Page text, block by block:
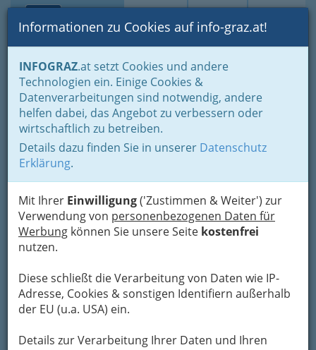
Suche Login Toggle
Informationen zu Cookies auf info-graz.at!
INFOGRAZ.at setzt Cookies und andere
Technologien ein. Einige Cookies &
Datenverarbeitungen sind notwendig, andere
helfen dabei, das Angebot zu verbessern oder
wirtschaftlich zu betreiben.
Details dazu finden Sie in unserer Datenschutz
Erklärung.
Mit Ihrer Einwilligung('Zustimmen & Weiter') zur
Verwendung von personenbezogenen Daten für
Werbung können Sie unsere Seite kostenfrei
nutzen.
Diese schließt die Verarbeitung von Daten wie IP-
Adresse, Cookies & sonstigen Identifiern außerhalb
der EU (u.a. USA) ein.
Details zur Verarbeitung Ihrer Daten und Ihren
Home Lifestyle
Feste feiern
Geschenktipps für alle Anlässe in 20 Kategorien
Besonderes und Originelles zum Verschenken
Ölbaron - das beste
steirische Kürbiskernöl g.g.A
Schönaugürtel 53, 8010 Graz
+43 316 764 619 - 20
Karte
Karte anzeigen
Kontaktaufnahme